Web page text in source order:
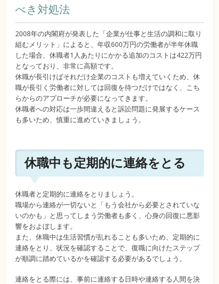
べき対処法
2008年の内閣府が発表した「企業が仕事と生活の調和に取り
組むメリット」によると、年収600万円の労働者が半年休職
した場合、休職者1人あたりにかかる追加のコストは422万円
となっており、非常に高額です。
休職が長引けばそれだけ企業のコストも増えていくため、休
職が長引く労働者に対しては回復を待つだけではなく、こち
らからのアプローチが必要になってきます。
休職者への対応は一歩間違えると訴訟問題に発展するケース
も多いため、慎重に進めていきましょう。
休職中も定期的に連絡をとる
休職者と定期的に連絡をとりましょう。
職場から連絡が一切ないと「もう会社から必要とされていな
いのかも」と思ってしまう労働者も多く、心身の回復に悪影
響をおよぼします。
また、休職中は生活習慣が乱れることも多いため、定期的に
連絡をとり、状況を確認することで、復職に向けたステップ
が順調に踏めているかを確認する必要があるでしょう。
連絡をとる際には、事前に連絡する日時や連絡する人間を決